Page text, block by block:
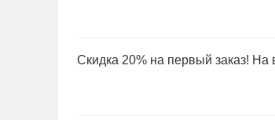
Скидка 20% на первый заказ!